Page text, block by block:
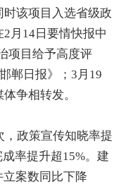
该项目入选省级政
月14日要情快报中
项目给予高度评
郸日报》；3月19
争相转发。
，政策宣传知晓率提
率提升超15%。建
案数同比下降